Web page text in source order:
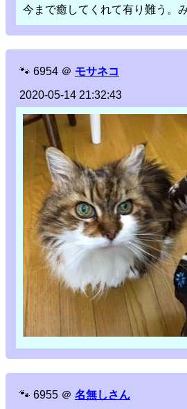
今まで癒してくれて有り難う。
🐾 6954 ＠ モサネコ
2020-05-14 21:32:43
🐾 6955 ＠ 名無しさん